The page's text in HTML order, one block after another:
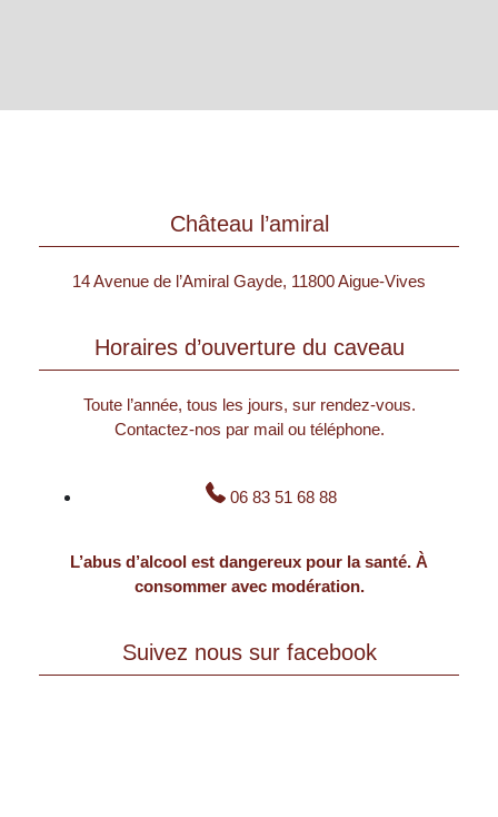
Château l’amiral
14 Avenue de l’Amiral Gayde, 11800 Aigue-Vives
Horaires d’ouverture du caveau
Toute l’année, tous les jours, sur rendez-vous.
Contactez-nos par mail ou téléphone.
06 83 51 68 88
L’abus d’alcool est dangereux pour la santé. À
consommer avec modération.
Suivez nous sur facebook